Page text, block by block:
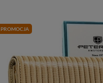
PROMOCJA